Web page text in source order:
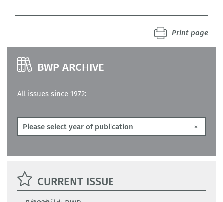
Print page
BWP ARCHIVE
All issues since 1972:
CURRENT ISSUE